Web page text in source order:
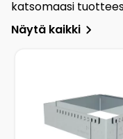
katsomaasi
Näytä kaikki